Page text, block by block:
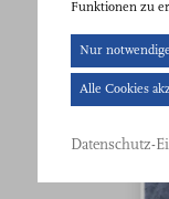
Funktionen zu
Nur
Alle Cookies
Datenschutz-